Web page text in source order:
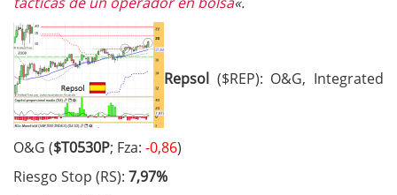
Repsol ($REP): O&G, Integrated
O&G ($T0530P; Fza: -0,86)
Riesgo Stop (RS): 7,97%